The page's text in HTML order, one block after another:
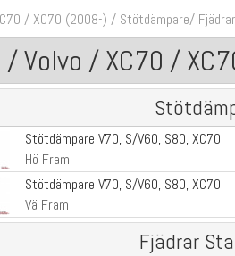
/XC70 (2008-) / Stötdämpare/ Fjädrar
Volvo / XC70 /
Stötdämpare V70, S/V60, S80, XC70
Hö Fram
Stötdämpare V70, S/V60, S80, XC70
Vä Fram
Fjädrar